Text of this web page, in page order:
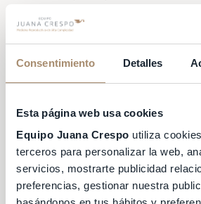
Consentimiento Detalles
Esta página web usa cookies
Equipo Juana Crespo utiliza
terceros para personalizar la web,
servicios, mostrarte publicidad
preferencias, gestionar nuestra
un número finito de folículos,
disminuyendo de forma
de los años. Si decides ser
durante el proceso llevarás
tratamiento permite que tus
y maduren un mayor número
Es absurdo pensar que, por el
haber sobreestimulado tu
tus ovarios dejarán de